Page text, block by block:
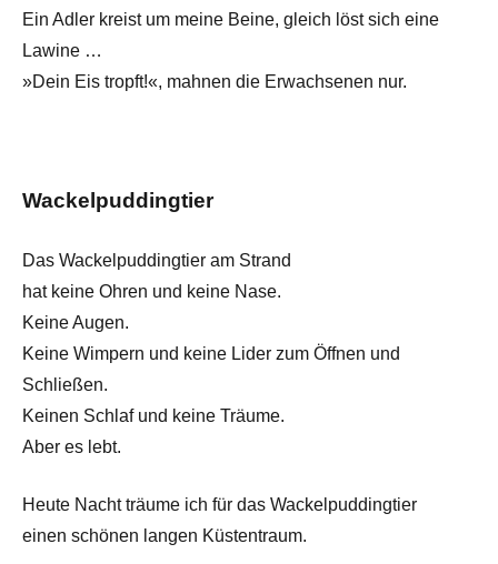
Ein Adler kreist um meine Beine, gleich löst sich eine
Lawine …
»Dein Eis tropft!«, mahnen die Erwachsenen nur.
Wackelpuddingtier
Das Wackelpuddingtier am Strand
hat keine Ohren und keine Nase.
Keine Augen.
Keine Wimpern und keine Lider zum Öffnen und
Schließen.
Keinen Schlaf und keine Träume.
Aber es lebt.
Heute Nacht träume ich für das Wackelpuddingtier
einen schönen langen Küstentraum.